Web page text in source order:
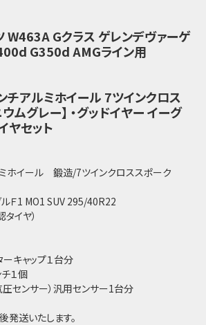
W463A Gクラス ゲレンデヴァーゲ
G350d AMGライン用
チアルミホイール 7ツインクロス
ムグレー】 ・グッドイヤー イーグ
ヤセット
ホイール 鍛造/7ツインクロススポーク
Ｆ1 MO1 SUV 295/40R22
イヤ）
ーキャップ１台分
チ１個
圧センサー）汎用センサー1台分
発送いたします。